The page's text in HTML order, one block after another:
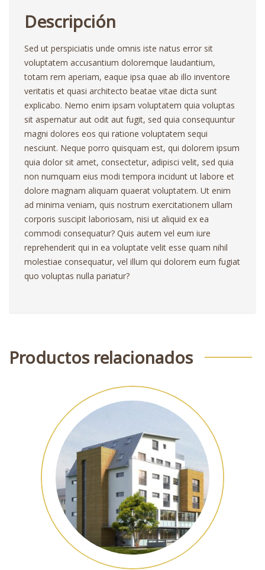
Descripción
Sed ut perspiciatis unde omnis iste natus error sit
voluptatem accusantium doloremque laudantium,
totam rem aperiam, eaque ipsa quae ab illo inventore
veritatis et quasi architecto beatae vitae dicta sunt
explicabo. Nemo enim ipsam voluptatem quia voluptas
sit aspernatur aut odit aut fugit, sed quia consequuntur
magni dolores eos qui ratione voluptatem sequi
nesciunt. Neque porro quisquam est, qui dolorem ipsum
quia dolor sit amet, consectetur, adipisci velit, sed quia
non numquam eius modi tempora incidunt ut labore et
dolore magnam aliquam quaerat voluptatem. Ut enim
ad minima veniam, quis nostrum exercitationem ullam
corporis suscipit laboriosam, nisi ut aliquid ex ea
commodi consequatur? Quis autem vel eum iure
reprehenderit qui in ea voluptate velit esse quam nihil
molestiae consequatur, vel illum qui dolorem eum fugiat
quo voluptas nulla pariatur?
Productos relacionados